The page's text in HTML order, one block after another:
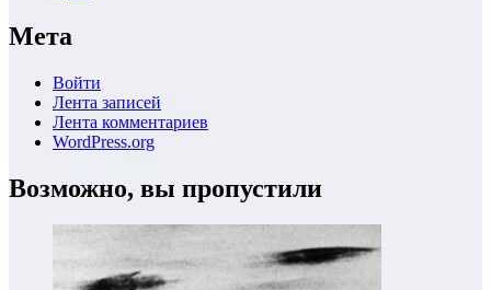
Мета
Войти
Лента записей
Лента комментариев
WordPress.org
Возможно, вы пропустили